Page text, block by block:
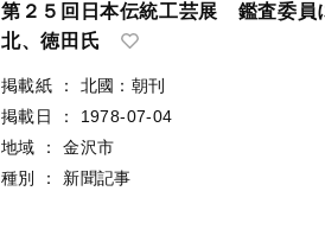
第２５回日本伝統工芸展 鑑査委員
北、徳田氏
掲載紙 ：
北國：朝刊
掲載日
：
1978-07-04
地域
：
金沢市
種別
： 新聞記事